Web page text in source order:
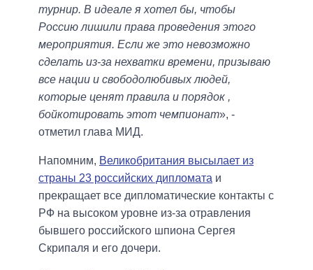
турнир. В идеале я хотел бы, чтобы
Россию лишили права проведения этого
мероприятия. Если же это невозможно
сделать из-за нехватки времени, призываю
все нации и свободолюбивых людей,
которые ценят правила и порядок ,
бойкотировать этот чемпионат», -
отметил глава МИД.
Напомним, Великобритания высылает из
страны 23 российских дипломата и
прекращает все дипломатические контакты с
РФ на высоком уровне из-за отравления
бывшего российского шпиона Сергея
Скрипаля и его дочери.